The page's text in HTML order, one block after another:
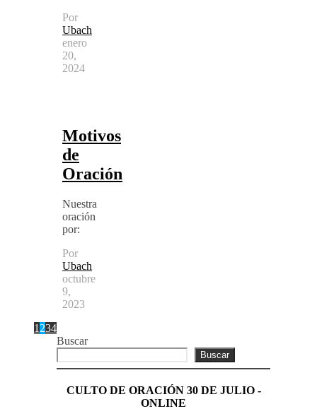
Por
Ubach
enero
20,
2024
Motivos
de
Oración
Nuestra
oración
por:
Por
Ubach
octubre
9,
2023
1 234
Buscar
Buscar
CULTO DE ORACIÓN 30 DE JULIO -
ONLINE